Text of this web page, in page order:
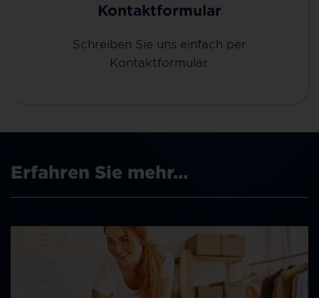
Kontaktformular
Schreiben Sie uns einfach per
Kontaktformular.
Erfahren Sie mehr...